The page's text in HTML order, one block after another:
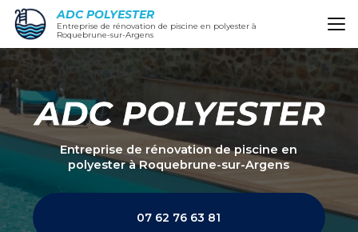
Aller
contenu
principal
ADC POLYESTER
Entreprise de rénovation de piscine en polyester à
Roquebrune-sur-Argens
Entreprise de rénovation de piscine en
polyesterà Roquebrune-sur-Argens
07 62 76 63 81